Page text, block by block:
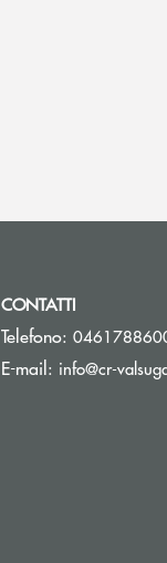
CONTATTI
Telefono:
E-mail: info@cr-